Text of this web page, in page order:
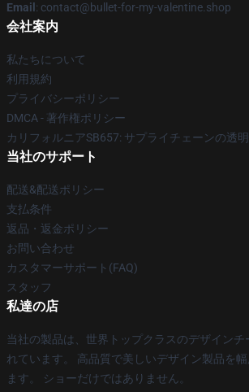
Email : contact@bullet-for-my-valentine.shop
会社案内
私たちについて
利用規約
プライバシーポリシー
DMCA - 著作権ポリシー
カリフォルニアSB657: サプライチェーンの透
当社のサポート
配送&配送ポリシー
支払条件
返品・返金ポリシー
お問い合わせ
カスタマーサポート(FAQ)
スタッフ
私達の店
当社の製品は、世界トップクラスのデザインチ
れています。 高品質で美しいデザイン製品を
ます。 ショーだけではありません。